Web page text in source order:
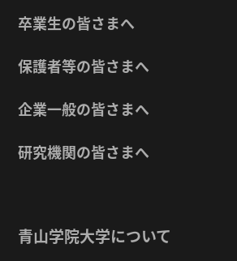
卒業生の皆さまへ
保護者等の皆さまへ
企業一般の皆さまへ
研究機関の皆さまへ
青山学院大学について